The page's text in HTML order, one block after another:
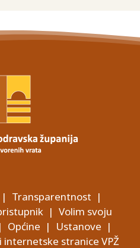
| Transparentnost |
| Volim svoju
Općine | Ustanove |
stranice VPŽ